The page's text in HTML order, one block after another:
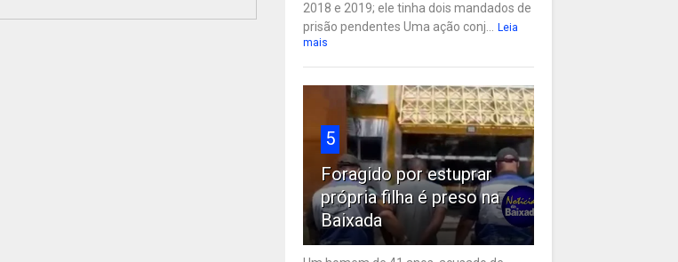
2018 e 2019; ele tinha dois mandados de
prisão pendentes Uma ação conj... Leia
mais
5
Foragido por estuprar
própria filha é preso na
Baixada